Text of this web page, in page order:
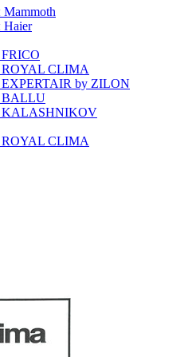
Haier
ROYAL CLIMA
EXPERTAIR by ZILON
BALLU
KALASHNIKOV
CLIMA